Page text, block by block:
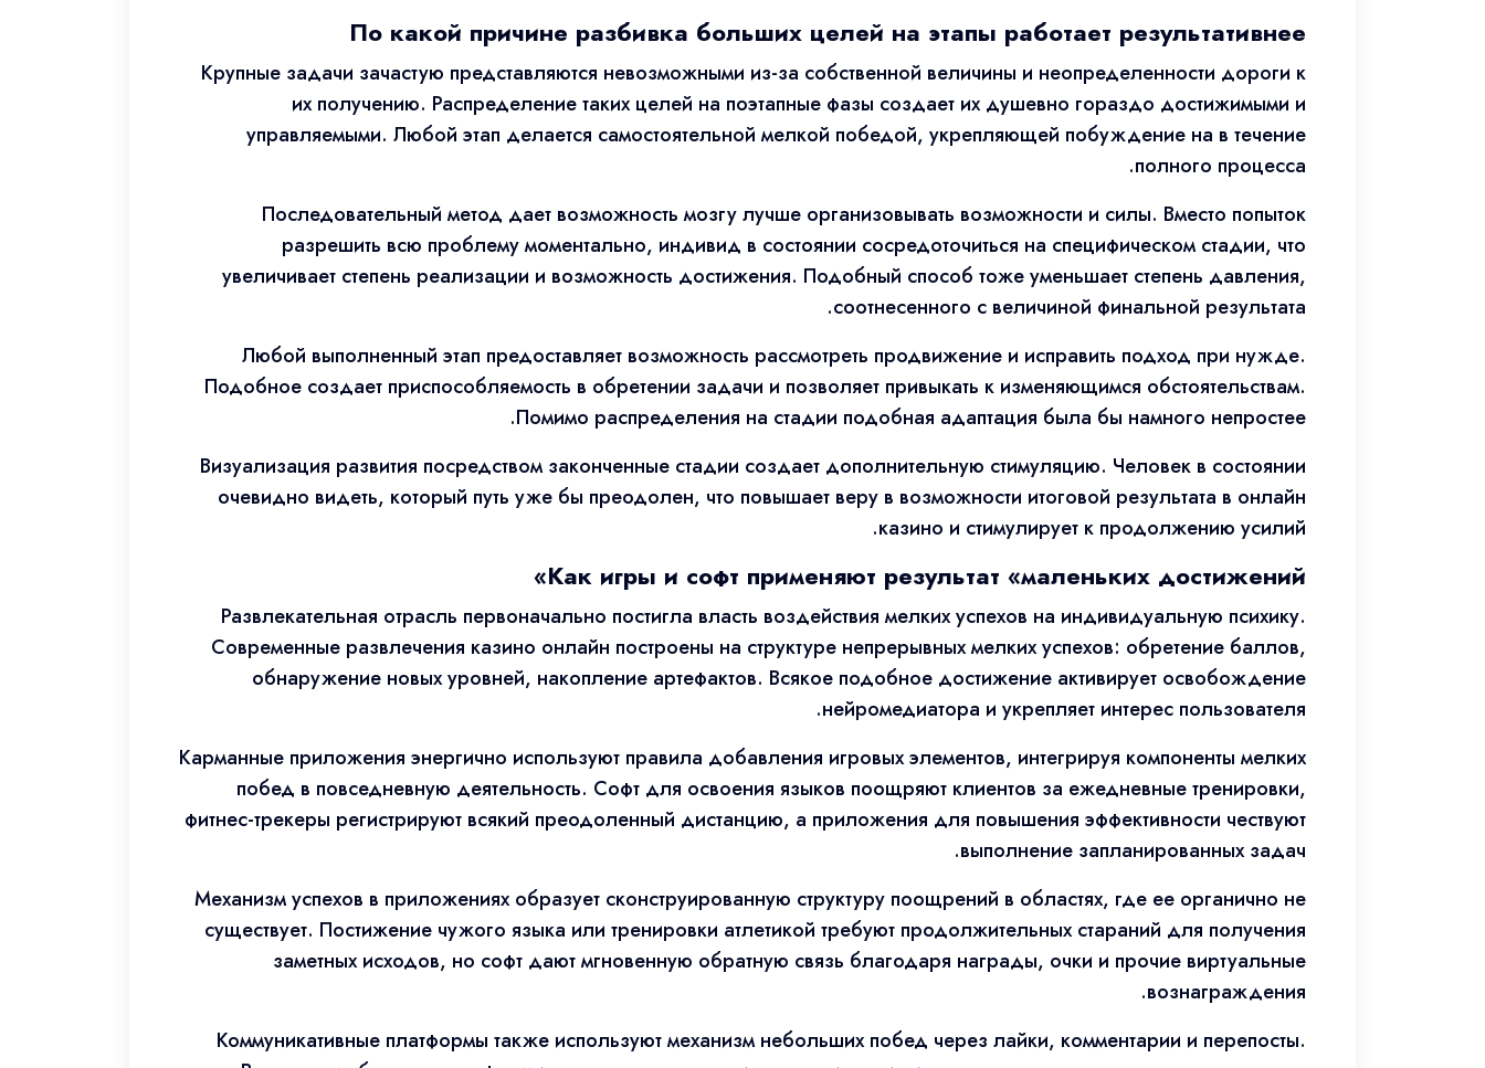
По какой причине разбивка больших целей на этапы работает результативнее
Крупные задачи зачастую представляются невозможными из-за собственной величины и неопределенности дороги к
их получению. Распределение таких целей на поэтапные фазы создает их душевно гораздо достижимыми и
управляемыми. Любой этап делается самостоятельной мелкой победой, укрепляющей побуждение на в течение
полного процесса.
Последовательный метод дает возможность мозгу лучше организовывать возможности и силы. Вместо попыток
разрешить всю проблему моментально, индивид в состоянии сосредоточиться на специфическом стадии, что
увеличивает степень реализации и возможность достижения. Подобный способ тоже уменьшает степень давления,
соотнесенного с величиной финальной результата.
Любой выполненный этап предоставляет возможность рассмотреть продвижение и исправить подход при нужде.
Подобное создает приспособляемость в обретении задачи и позволяет привыкать к изменяющимся обстоятельствам.
Помимо распределения на стадии подобная адаптация была бы намного непростее.
Визуализация развития посредством законченные стадии создает дополнительную стимуляцию. Человек в состоянии
очевидно видеть, который путь уже бы преодолен, что повышает веру в возможности итоговой результата в онлайн
казино и стимулирует к продолжению усилий.
Как игры и софт применяют результат «маленьких достижений»
Развлекательная отрасль первоначально постигла власть воздействия мелких успехов на индивидуальную психику.
Современные развлечения казино онлайн построены на структуре непрерывных мелких успехов: обретение баллов,
обнаружение новых уровней, накопление артефактов. Всякое подобное достижение активирует освобождение
нейромедиатора и укрепляет интерес пользователя.
Карманные приложения энергично используют правила добавления игровых элементов, интегрируя компоненты мелких
побед в повседневную деятельность. Софт для освоения языков поощряют клиентов за ежедневные тренировки,
фитнес-трекеры регистрируют всякий преодоленный дистанцию, а приложения для повышения эффективности чествуют
выполнение запланированных задач.
Механизм успехов в приложениях образует сконструированную структуру поощрений в областях, где ее органично не
существует. Постижение чужого языка или тренировки атлетикой требуют продолжительных стараний для получения
заметных исходов, но софт дают мгновенную обратную связь благодаря награды, очки и прочие виртуальные
вознаграждения.
Коммуникативные платформы также используют механизм небольших побед через лайки, комментарии и перепосты.